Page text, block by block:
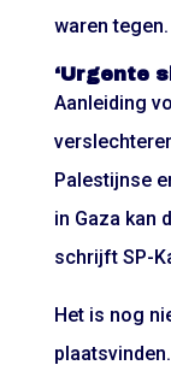
waren tegen.
‘Urgente
Aanleiding
Palestijnse
in Gaza kan
schrijft SP-
Het is nog